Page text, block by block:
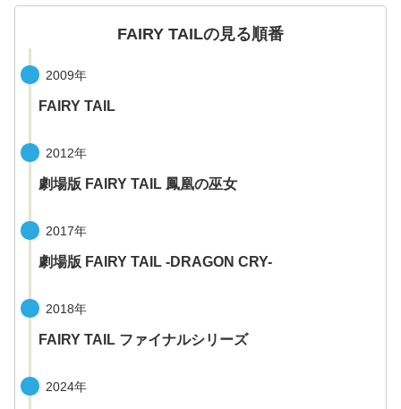
FAIRY TAILの見る順番
2009年
FAIRY TAIL
2012年
劇場版 FAIRY TAIL 鳳凰の巫女
2017年
劇場版 FAIRY TAIL -DRAGON CRY-
2018年
FAIRY TAIL ファイナルシリーズ
2024年